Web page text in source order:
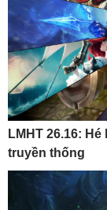
LMHT 26.16:
truyền thống